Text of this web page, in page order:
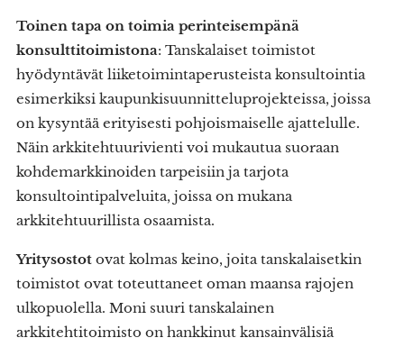
Toinen tapa on toimia perinteisempänä
konsulttitoimistona: Tanskalaiset toimistot
hyödyntävät liiketoimintaperusteista konsultointia
esimerkiksi kaupunkisuunnitteluprojekteissa, joissa
on kysyntää erityisesti pohjoismaiselle ajattelulle.
Näin arkkitehtuurivienti voi mukautua suoraan
kohdemarkkinoiden tarpeisiin ja tarjota
konsultointipalveluita, joissa on mukana
arkkitehtuurillista osaamista.
Yritysostot ovat kolmas keino, joita tanskalaisetkin
toimistot ovat toteuttaneet oman maansa rajojen
ulkopuolella. Moni suuri tanskalainen
arkkitehtitoimisto on hankkinut kansainvälisiä